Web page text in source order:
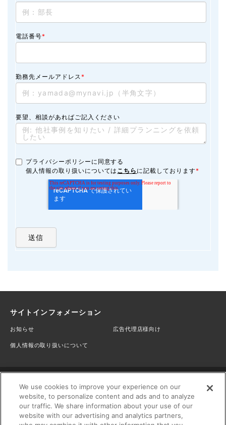
電話番号*
勤務先メールアドレス *
要望、相談があればご記入ください
プライバシーポリシーに同意する
個人情報の取り扱いについては こちら に記載しております*
サイトインフォメーション
お知らせ 広告代理店様向け
個人情報の取り扱いについて
マイナビニュース 公式SNS
We use cookies to improve your experience on our
website, to personalize content and ads and to analyze
our traffic. We share information about your use of our
website with our advertising and analytics partners,